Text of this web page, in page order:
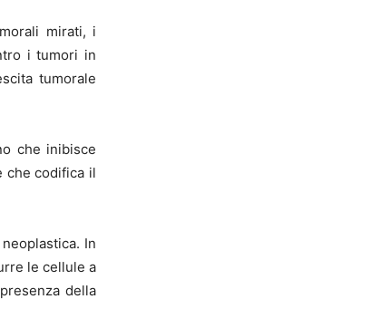
mirati, i
i tumori in
tumorale
che inibisce
che codifica il
In
le cellule a
della